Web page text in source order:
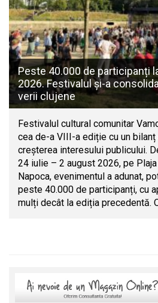
Peste 40.000 de participanți
2026. Festivalul și-a
verii clujene
Festivalul cultural comunitar
cea de-a VIII-a ediție cu un
creșterea interesului publicului.
24 iulie – 2 august 2026, pe
Napoca, evenimentul a adunat,
peste 40.000 de participanți, cu
mulți decât la ediția precedentă.